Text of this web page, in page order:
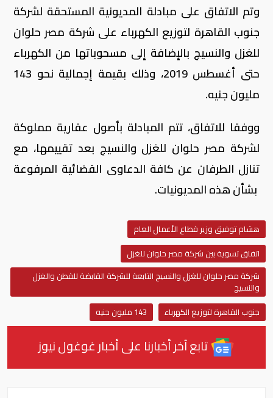
وتم الاتفاق على مبادلة المديونية المستحقة لشركة
جنوب القاهرة لتوزيع الكهرباء على شركة مصر حلوان
للغزل والنسيج بالإضافة إلى مسحوباتها من الكهرباء
حتى أغسطس 2019، وذلك بقيمة إجمالية نحو 143
مليون جنيه.
ووفقا للاتفاق، تتم المبادلة بأصول عقارية مملوكة
لشركة مصر حلوان للغزل والنسيج بعد تقييمها، مع
تنازل الطرفان عن كافة الدعاوى القضائية المرفوعة
بشأن هذه المديونيات.
هشام توفيق وزير قطاع الأعمال العام
اتفاق تسوية بين شركة مصر حلوان للغزل
شركة مصر حلوان للغزل والنسيج التابعة للشركة القابضة للقطن والغزل
والنسيج
جنوب القاهرة لتوزيع الكهرباء
143 مليون جنيه
تابع آخر أخبارنا على أخبار غوغول نيوز